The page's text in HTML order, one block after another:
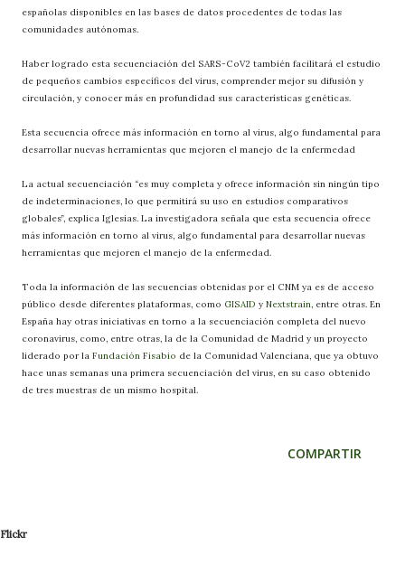
españolas disponibles en las bases de datos procedentes de todas las
comunidades autónomas.
Haber logrado esta secuenciación del SARS-CoV2 también facilitará el estudio
de pequeños cambios específicos del virus, comprender mejor su difusión y
circulación, y conocer más en profundidad sus características genéticas.
Esta secuencia ofrece más información en torno al virus, algo fundamental para
desarrollar nuevas herramientas que mejoren el manejo de la enfermedad
La actual secuenciación “es muy completa y ofrece información sin ningún tipo
de indeterminaciones, lo que permitirá su uso en estudios comparativos
globales”, explica Iglesias. La investigadora señala que esta secuencia ofrece
más información en torno al virus, algo fundamental para desarrollar nuevas
herramientas que mejoren el manejo de la enfermedad.
Toda la información de las secuencias obtenidas por el CNM ya es de acceso
público desde diferentes plataformas, como GISAID y Nextstrain, entre otras. En
España hay otras iniciativas en torno a la secuenciación completa del nuevo
coronavirus, como, entre otras, la de la Comunidad de Madrid y un proyecto
liderado por la Fundación Fisabio de la Comunidad Valenciana, que ya obtuvo
hace unas semanas una primera secuenciación del virus, en su caso obtenido
de tres muestras de un mismo hospital.
COMPARTIR
Flickr